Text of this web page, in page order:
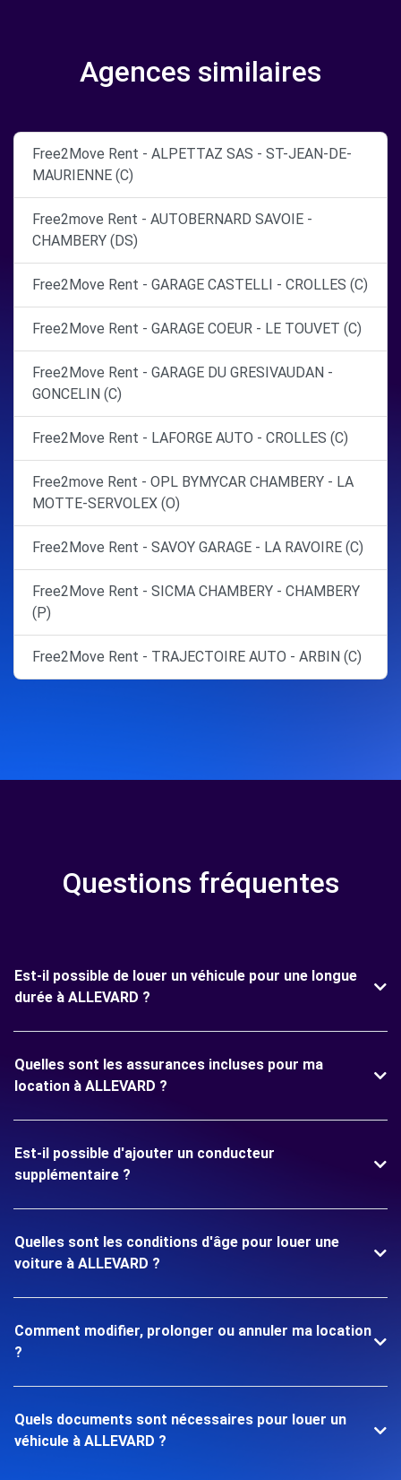
Agences similaires
Free2Move Rent - ALPETTAZ SAS - ST-JEAN-DE-
MAURIENNE (C)
Free2move Rent - AUTOBERNARD SAVOIE -
CHAMBERY (DS)
Free2Move Rent - GARAGE CASTELLI - CROLLES (C)
Free2Move Rent - GARAGE COEUR - LE TOUVET (C)
Free2Move Rent - GARAGE DU GRESIVAUDAN -
GONCELIN (C)
Free2Move Rent - LAFORGE AUTO - CROLLES (C)
Free2move Rent - OPL BYMYCAR CHAMBERY - LA
MOTTE-SERVOLEX (O)
Free2Move Rent - SAVOY GARAGE - LA RAVOIRE (C)
Free2Move Rent - SICMA CHAMBERY - CHAMBERY
(P)
Free2Move Rent - TRAJECTOIRE AUTO - ARBIN (C)
Questions fréquentes
Est-il possible de louer un véhicule pour une longue
durée à ALLEVARD ?
Quelles sont les assurances incluses pour ma
location à ALLEVARD ?
Est-il possible d'ajouter un conducteur
supplémentaire ?
Quelles sont les conditions d'âge pour louer une
voiture à ALLEVARD ?
Comment modifier, prolonger ou annuler ma location
?
Quels documents sont nécessaires pour louer un
véhicule à ALLEVARD ?